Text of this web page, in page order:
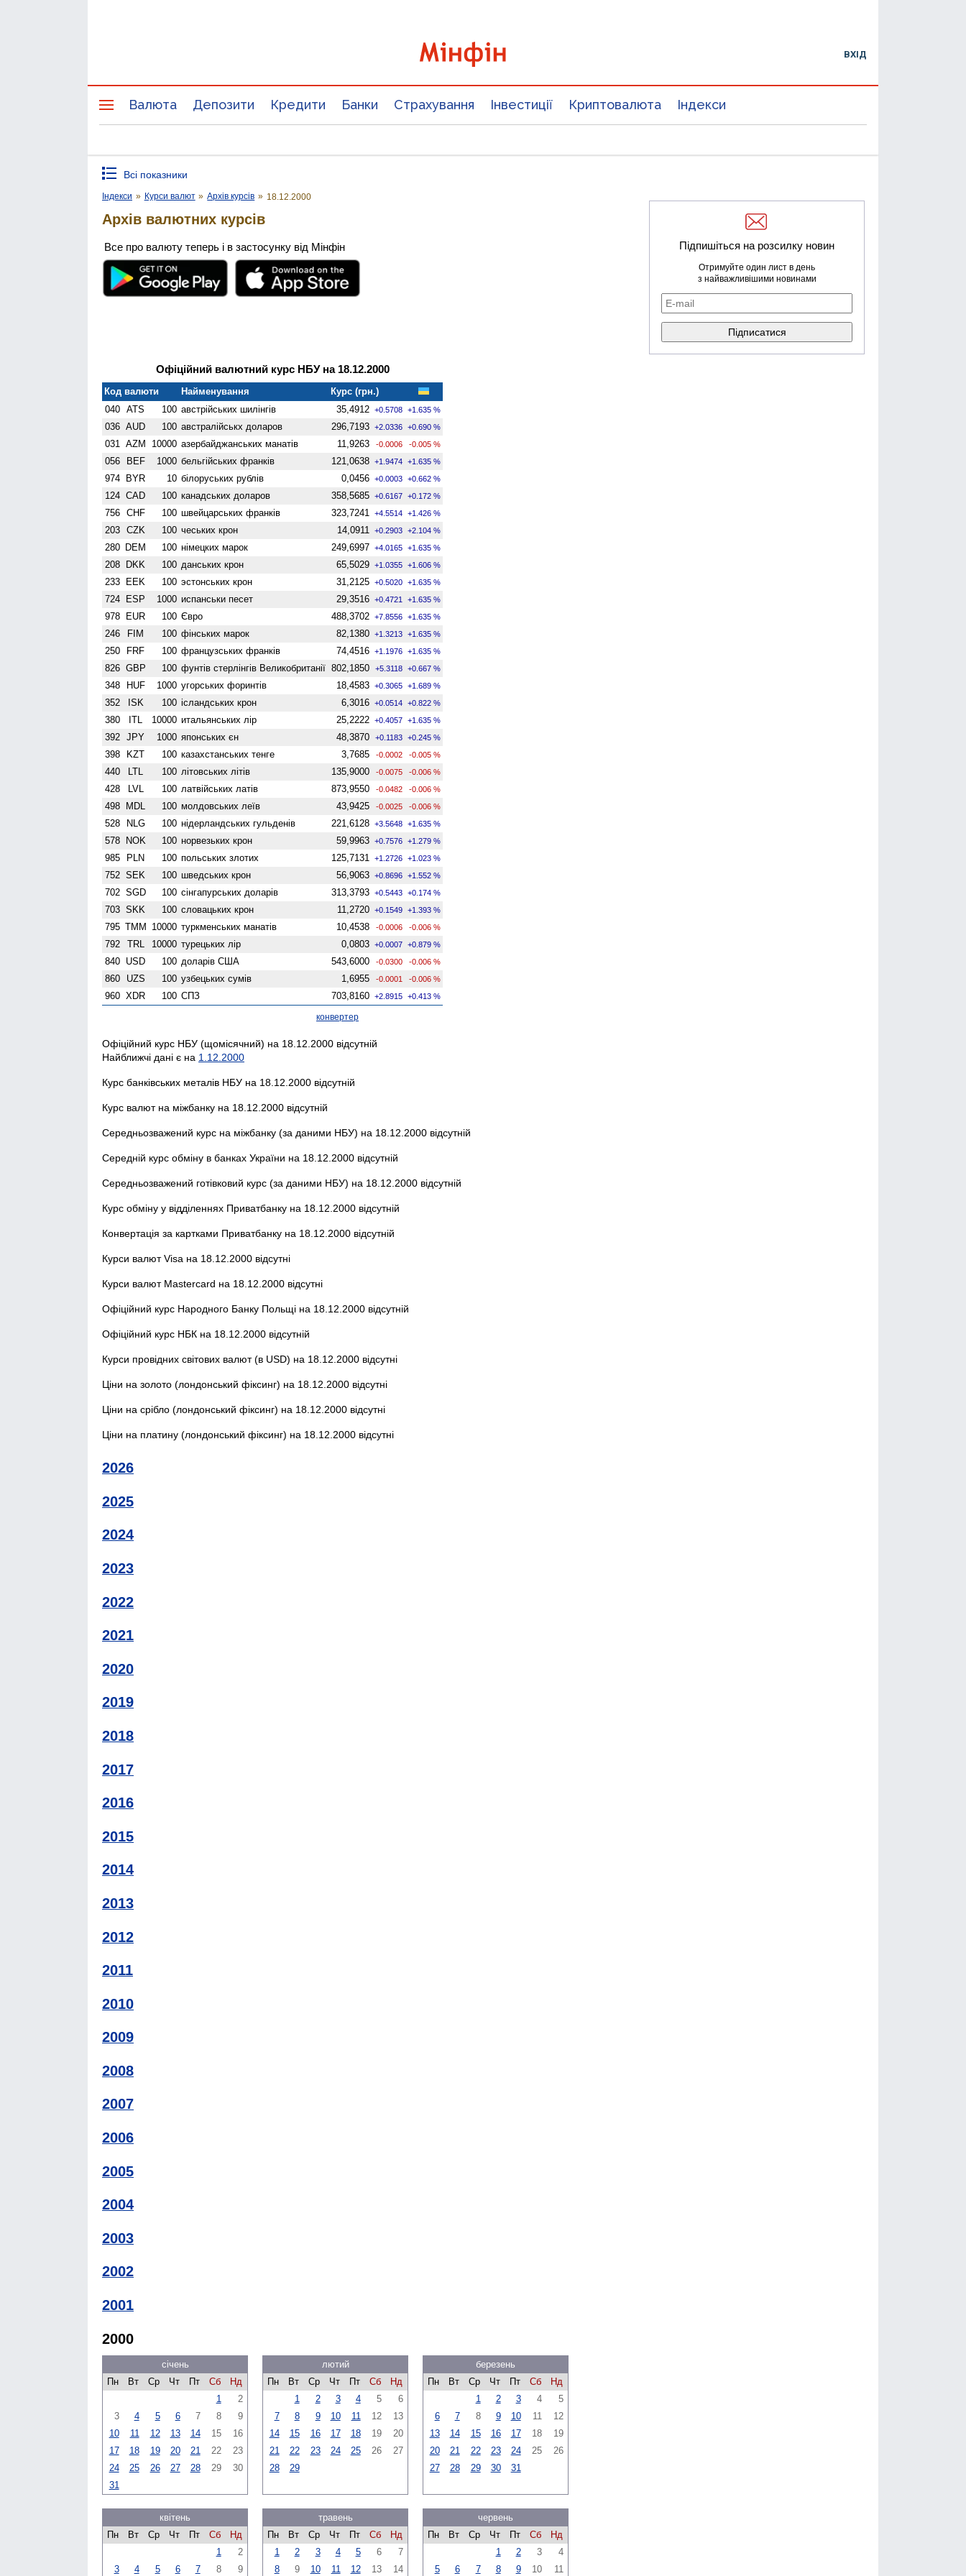
ВХІД
Валюта Депозити Кредити Банки Страхування Інвестиції Криптовалюта Індекси
Всі показники
Індекси » Курси валют » Архів курсів » 18.12.2000
Архів валютних курсів
Все про валюту теперь і в застосунку від Мінфін
Офіційний валютний курс НБУ на 18.12.2000
Код валюти Найменування
Курс (грн.)
040
ATS 100 австрійських шилінгів 35,4912 +0.5708 +1.635 %
036 AUD 100 австралійськх доларов 296,7193 +2.0336 +0.690 %
031 AZM 10000 азербайджанських манатів 11,9263 -0.0006 -0.005 %
056 BEF 1000 бельгійських франків 121,0638 +1.9474 +1.635 %
974 BYR 10 білоруських рублів 0,0456 +0.0003 +0.662 %
124 CAD 100 канадських доларов 358,5685 +0.6167 +0.172 %
756 CHF 100 швейцарських франків 323,7241 +4.5514 +1.426 %
203 CZK 100 чеських крон 14,0911 +0.2903 +2.104 %
280 DEM 100 німецких марок 249,6997 +4.0165 +1.635 %
208 DKK 100 данських крон 65,5029 +1.0355 +1.606 %
233 EEK 100 эстонських крон 31,2125 +0.5020 +1.635 %
724 ESP 1000 испанськи песет 29,3516 +0.4721 +1.635 %
978 EUR 100 Євро 488,3702 +7.8556 +1.635 %
246 FIM 100 фінських марок 82,1380 +1.3213 +1.635 %
250 FRF 100 французських франків 74,4516 +1.1976 +1.635 %
826 GBP 100 фунтів стерлінгів Велико­британії 802,1850 +5.3118 +0.667 %
348 HUF 1000 угорських форинтів 18,4583 +0.3065 +1.689 %
352 ISK 100 ісландських крон 6,3016 +0.0514 +0.822 %
380 ITL 10000 итальянських лір 25,2222 +0.4057 +1.635 %
392 JPY 1000 японських єн 48,3870 +0.1183 +0.245 %
398 KZT 100 казахстанських тенге 3,7685 -0.0002 -0.005 %
440 LTL 100 літовських літів 135,9000 -0.0075 -0.006 %
428 LVL 100 латвійських латів 873,9550 -0.0482 -0.006 %
498 MDL 100 молдовських леїв 43,9425 -0.0025 -0.006 %
528 NLG 100 нідерландських гульденів 221,6128 +3.5648 +1.635 %
578 NOK 100 норвезьких крон 59,9963 +0.7576 +1.279 %
985 PLN 100 польських злотих 125,7131 +1.2726 +1.023 %
752 SEK 100 шведських крон 56,9063 +0.8696 +1.552 %
702 SGD 100 сінгапурських доларів 313,3793 +0.5443 +0.174 %
703 SKK 100 словацьких крон 11,2720 +0.1549 +1.393 %
795 TMM 10000 туркменських манатів 10,4538 -0.0006 -0.006 %
792 TRL 10000 турецьких лір 0,0803 +0.0007 +0.879 %
840 USD 100 доларів США 543,6000 -0.0300 -0.006 %
860 UZS 100 узбецьких сумів 1,6955 -0.0001 -0.006 %
960 XDR 100 СПЗ 703,8160 +2.8915 +0.413 %
конвертер
Офіційний курс НБУ (щомісячний) на 18.12.2000 відсутній
Найближчі дані є на 1.12.2000
Курс банківських металів НБУ на 18.12.2000 відсутній
Курс валют на міжбанку на 18.12.2000 відсутній
Середньозважений курс на міжбанку (за даними НБУ) на 18.12.2000 відсутній
Середній курс обміну в банках України на 18.12.2000 відсутній
Середньозважений готівковий курс (за даними НБУ) на 18.12.2000 відсутній
Курс обміну у відділеннях Приватбанку на 18.12.2000 відсутній
Конвертація за картками Приватбанку на 18.12.2000 відсутній
Курси валют Visa на 18.12.2000 відсутні
Курси валют Mastercard на 18.12.2000 відсутні
Офіційний курс Народного Банку Польщі на 18.12.2000 відсутній
Офіційний курс НБК на 18.12.2000 відсутній
Курси провідних світових валют (в USD) на 18.12.2000 відсутні
Ціни на золото (лондонський фіксинг) на 18.12.2000 відсутні
Ціни на срібло (лондонський фіксинг) на 18.12.2000 відсутні
Ціни на платину (лондонський фіксинг) на 18.12.2000 відсутні
2026
2025
2024
2023
2022
2021
2020
2019
2018
2017
2016
2015
2014
2013
2012
2011
2010
2009
2008
2007
2006
2005
2004
2003
2002
2001
2000
січень
Пн
Вт Ср Чт Пт Сб
Нд
1
2
3
4 5 6 7 8
9
10
11 12 13 14 15
16
17
18 19 20 21 22
23
24
25 26 27 28 29
30
31
лютий
Пн
Вт Ср Чт Пт Сб
Нд
1
2 3 4 5
6
7
8 9 10 11 12
13
14
15 16 17 18 19
20
21
22 23 24 25 26
27
28
29
березень
Пн
Вт Ср Чт Пт Сб
Нд
1
2 3 4
5
6
7 8 9 10 11
12
13
14 15 16 17 18
19
20
21 22 23 24 25
26
27
28 29 30 31
квітень
Пн
Вт Ср Чт Пт Сб
Нд
1
2
3
4 5 6 7 8 9
травень
Пн
Вт Ср Чт Пт Сб
Нд
1
2 3 4 5 6
7
8
9 10 11 12 13 14
червень
Пн
Вт Ср Чт Пт Сб
Нд
1
2 3
4
5
6 7 8 9 10 11
Підпишіться на розсилку новин
Отримуйте один лист в день
з найважливішими новинами